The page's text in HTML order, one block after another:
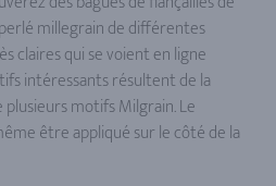
millegrain de différentes
claires qui se voient en ligne
intéressants résultent de la
motifs Milgrain. Le
être appliqué sur le côté de la